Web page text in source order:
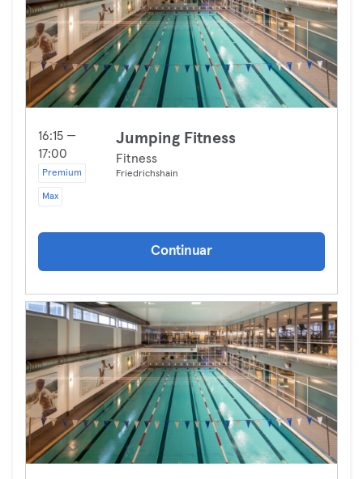
16:15 —
17:00
Premium
Max
Jumping Fitness
Fitness
Friedrichshain
Continuar